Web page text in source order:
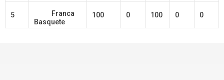
5
Franca
Basquete
100 0 100 0 0